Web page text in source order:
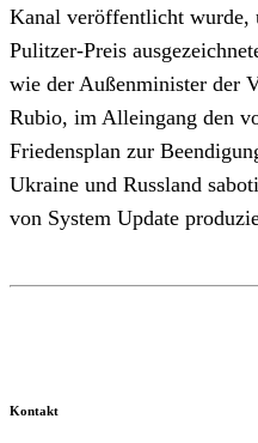
Kanal veröffentlicht wurde,
Pulitzer-Preis
wie der Außenminister der
Rubio, im Alleingang den
Friedensplan zur
Ukraine und Russland
von System Update
Kontakt